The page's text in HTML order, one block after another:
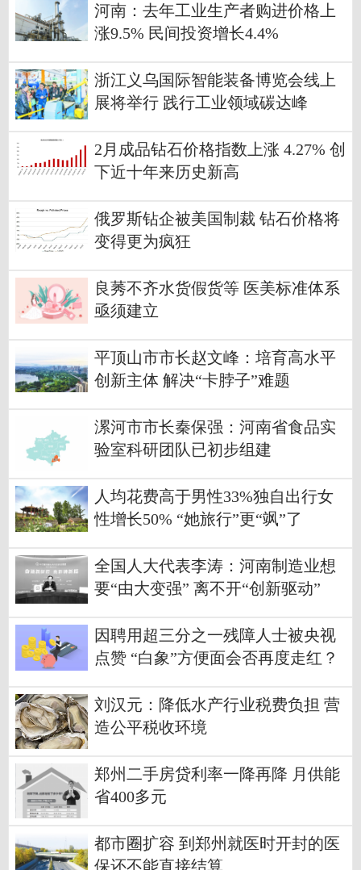
河南：去年工业生产者购进价格上
涨9.5% 民间投资增长4.4%
浙江义乌国际智能装备博览会线上
展将举行 践行工业领域碳达峰
2月成品钻石价格指数上涨 4.27% 创
下近十年来历史新高
俄罗斯钻企被美国制裁 钻石价格将
变得更为疯狂
良莠不齐水货假货等 医美标准体系
亟须建立
平顶山市市长赵文峰：培育高水平
创新主体 解决“卡脖子”难题
漯河市市长秦保强：河南省食品实
验室科研团队已初步组建
人均花费高于男性33%独自出行女
性增长50% “她旅行”更“飒”了
全国人大代表李涛：河南制造业想
要“由大变强” 离不开“创新驱动”
因聘用超三分之一残障人士被央视
点赞 “白象”方便面会否再度走红？
刘汉元：降低水产行业税费负担 营
造公平税收环境
郑州二手房贷利率一降再降 月供能
省400多元
都市圈扩容 到郑州就医时开封的医